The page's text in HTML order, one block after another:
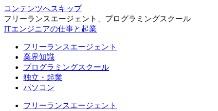
コンテンツへスキップ
フリーランスエージェント、プログラミングスクール
ITエンジニアの仕事と起業
フリーランスエージェント
業界知識
プログラミングスクール
独立・起業
パソコン
フリーランスエージェント